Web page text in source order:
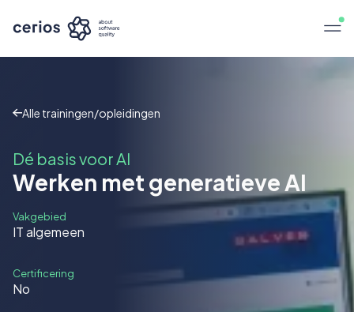
Alle trainingen/opleidingen
Dé basis voor AI
Werken met generatieve AI
Vakgebied
IT algemeen
Certificering
No